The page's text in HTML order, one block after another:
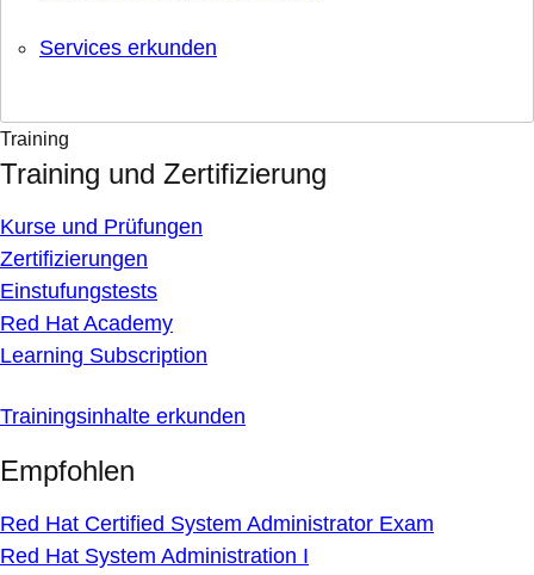
Services erkunden
Training
Training und Zertifizierung
Kurse und Prüfungen
Zertifizierungen
Einstufungstests
Red Hat Academy
Learning Subscription
Trainingsinhalte erkunden
Empfohlen
Red Hat Certified System Administrator Exam
Red Hat System Administration I